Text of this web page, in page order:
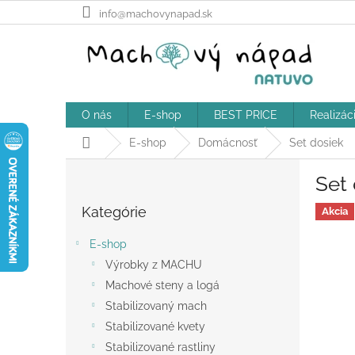
na
info@machovynapad.sk
O nás E-shop BEST PRICE
DomovE-shop Domácnosť Set dosiek
kategórie
Kategórie
E-shop
Výrobky z MACHU
Machové steny a logá
Stabilizovaný mach
Stabilizované kvety
Stabilizované rastliny
Set
Akcia